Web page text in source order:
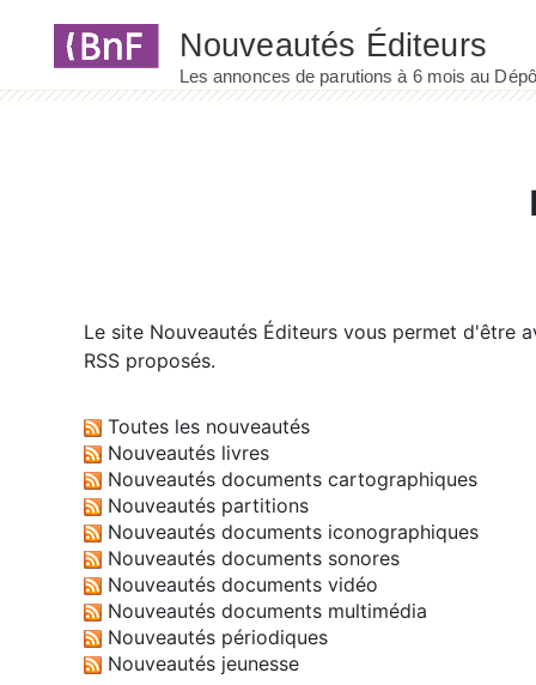
Le site Nouveautés Éditeurs vous permet d'être
RSS proposés.
Toutes les nouveautés
Nouveautés livres
Nouveautés documents cartographiques
Nouveautés partitions
Nouveautés documents iconographiques
Nouveautés documents sonores
Nouveautés documents vidéo
Nouveautés documents multimédia
Nouveautés périodiques
Nouveautés jeunesse